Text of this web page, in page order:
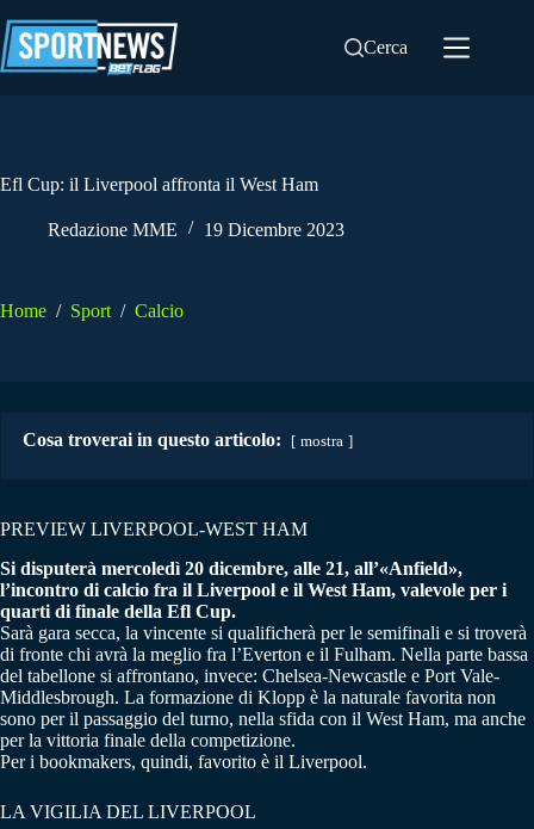
al
contenuto
Cerca
Efl Cup: il Liverpool affronta il West Ham
Redazione MME 19 Dicembre 2023
Home / Sport / Calcio
Cosa troverai in questo articolo: mostra
PREVIEW LIVERPOOL-WEST HAM
Si disputerà mercoledì 20 dicembre, alle 21, all’«Anfield»,
l’incontro di calcio fra il Liverpool e il West Ham, valevole per i
quarti di finale della Efl Cup.
Sarà gara secca, la vincente si qualificherà per le semifinali e si troverà
di fronte chi avrà la meglio fra l’Everton e il Fulham. Nella parte bassa
del tabellone si affrontano, invece: Chelsea-Newcastle e Port Vale-
Middlesbrough. La formazione di Klopp è la naturale favorita non
sono per il passaggio del turno, nella sfida con il West Ham, ma anche
per la vittoria finale della competizione.
Per i bookmakers, quindi, favorito è il Liverpool.
LA VIGILIA DEL LIVERPOOL